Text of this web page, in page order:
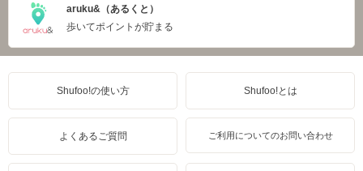
aruku&（あるくと）
歩いてポイントが貯まる
Shufoo!の使い方 Shufoo!とは
よくあるご質問 ご利用についてのお問い合わせ